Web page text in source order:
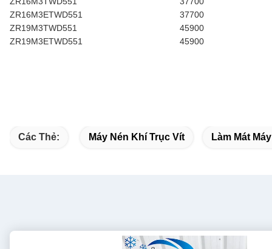
ZR16M3ETWD551
37700
ZR19M3TWD551
45900
ZR19M3ETWD551
45900
Các Thẻ: Máy Nén Khí Trục Vít Làm Mát